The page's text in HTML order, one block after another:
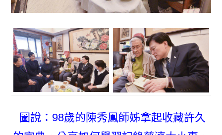
圖說：98歲的陳秀鳳師姊拿起收藏許久